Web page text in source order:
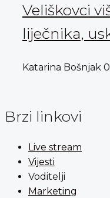
Veliškovci
liječnika,
Katarina Bošnjak
Brzi linkovi
Live stream
Vijesti
Voditelji
Marketing